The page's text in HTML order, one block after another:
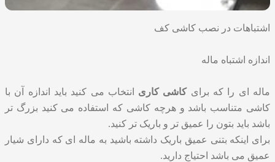
اشتباهات در نصب کاشی کف
اندازه اشتباه ماله
ماله ای را که برایکاشی کاری انتخاب می کنید باید اندازه آن با
کاشی متناسب باشد و هرچه کاشی که استفاده می کنید بزرگ تر
باشد باید بتون را عمیق تر و باریک تر کنید.
برای اینکه بتنی عمیق باریک داشته باشید به ماله ای که دارای شیار
عمیق می باشد احتیاج دارید.